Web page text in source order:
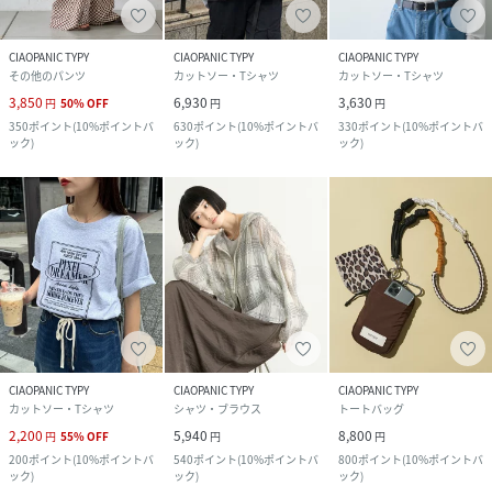
CIAOPANIC TYPY
その他のパンツ
3,850 円 50%OFF
350ポイント(10%ポイントバ
ック)
CIAOPANIC TYPY
カットソー・Tシャツ
6,930 円
630ポイント(10%ポイントバ
ック)
CIAOPANIC TYPY
カットソー・Tシャツ
3,630 円
330ポイント(10%ポイントバ
ック)
CIAOPANIC TYPY
カットソー・Tシャツ
2,200 円 55%OFF
200ポイント(10%ポイントバ
ック)
CIAOPANIC TYPY
シャツ・ブラウス
5,940 円
540ポイント(10%ポイントバ
ック)
CIAOPANIC TYPY
トートバッグ
8,800 円
800ポイント(10%ポイントバ
ック)